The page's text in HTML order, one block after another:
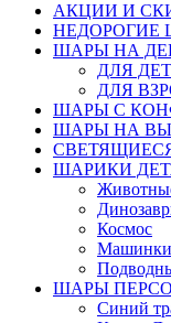
АКЦИИ И
НЕДОРОГИЕ
ШАРЫ НА
ДЛЯ
ДЛЯ
ШАРЫ С
ШАРЫ НА
ШАРИКИ
Космос
Машинки
ШАРЫ
Синий